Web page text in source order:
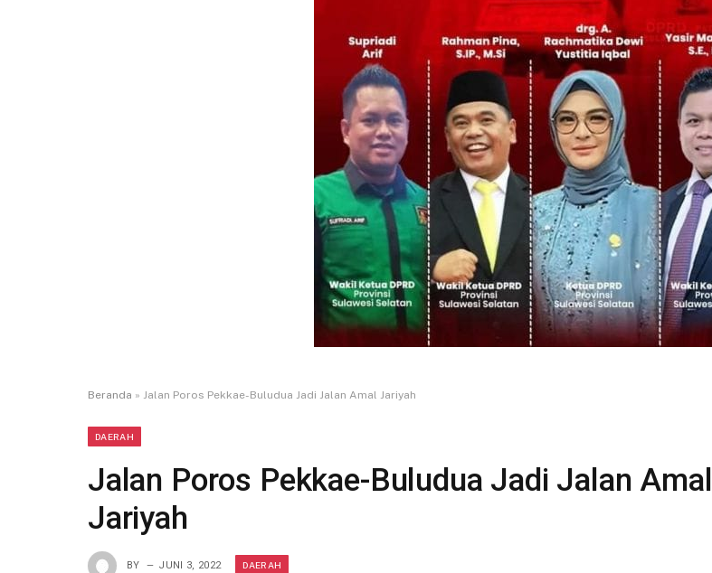
Beranda » Jalan Poros Pekkae-Buludua Jadi Jalan Amal Jariyah
DAERAH
Jalan Poros Pekkae-Buludua Jadi Jalan Amal
Jariyah
BY JUNI 3, 2022 DAERAH